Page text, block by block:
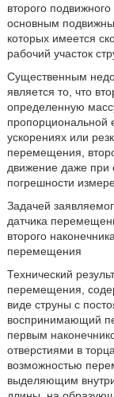
второго
основным
которых имеется
рабочий участок
Существенным
является то, что
определенную
пропорциональной
ускорениях или
перемещения,
движение даже при
погрешности
Задачей
датчика
второго
перемещения
Технический
перемещения,
виде струны с
воспринимающий
первым
отверстиями в
возможностью
выделяющим